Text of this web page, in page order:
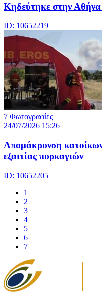
Κηδεύτηκε στην
ID: 10652219
7 Φωτογραφίες
24/07/2026 15:26
Απομάκρυνση
εξαιτίας πυρκαγιών
ID: 10652205
1
2
3
4
5
6
7